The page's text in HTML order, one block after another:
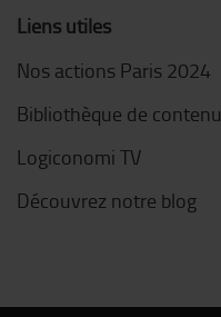
Liens utiles
Nos actions Paris 2024
Bibliothèque de contenu
Logiconomi TV
Découvrez notre blog